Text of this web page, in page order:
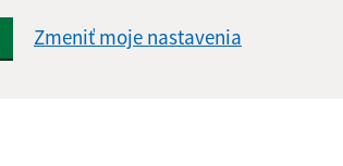
Zmeniť moje nastavenia